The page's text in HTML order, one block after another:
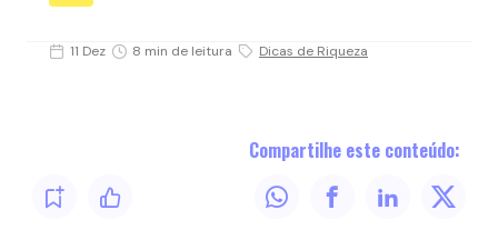
11 Dez 8 min de leitura Dicas de Riqueza
Compartilhe este conteúdo: